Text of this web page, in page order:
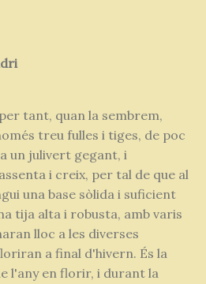
tant, quan la sembrem,
treu fulles i tiges, de poc
un julivert gegant, i
i creix, per tal de que al
una base sòlida i suficient
tija alta i robusta, amb varis
lloc a les diverses
a final d'hivern. És la
l'any en florir, i durant la